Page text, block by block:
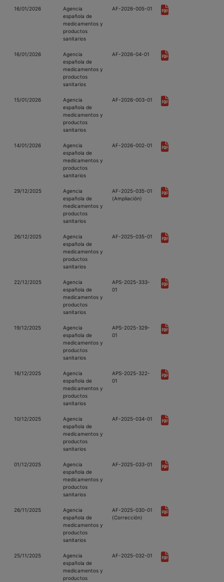
16/01/2026
Agencia
española de
medicamentos y
productos
sanitarios
AF-2026-005-01
16/01/2026
Agencia
española de
medicamentos y
productos
sanitarios
AF-2026-04-01
15/01/2026
Agencia
española de
medicamentos y
productos
sanitarios
AF-2026-003-01
14/01/2026
Agencia
española de
medicamentos y
productos
sanitarios
AF-2026-002-01
29/12/2025
Agencia
española de
medicamentos y
productos
sanitarios
AF-2025-035-01
(Ampliación)
26/12/2025
Agencia
española de
medicamentos y
productos
sanitarios
AF-2025-035-01
22/12/2025
Agencia
española de
medicamentos y
productos
sanitarios
APS-2025-333-
01
19/12/2025
Agencia
española de
medicamentos y
productos
sanitarios
APS-2025-329-
01
16/12/2025
Agencia
española de
medicamentos y
productos
sanitarios
APS-2025-322-
01
10/12/2025
Agencia
española de
medicamentos y
productos
sanitarios
AF-2025-034-01
01/12/2025
Agencia
española de
medicamentos y
productos
sanitarios
AF-2025-033-01
26/11/2025
Agencia
española de
medicamentos y
productos
sanitarios
AF-2025-030-01
(Corrección)
25/11/2025
Agencia
española de
medicamentos y
productos
AF-2025-032-01